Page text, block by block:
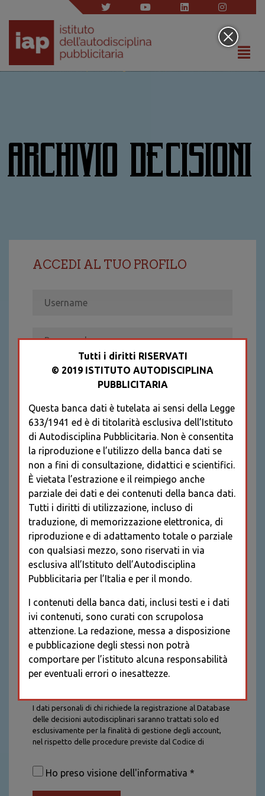
ARCHIVIO DECISIONI
ACCEDI AL TUO PROFILO
Recupera password
REGISTRATI
* I CAMPI CONTRASSEGNATI SONO
OBBLIGATORI
I dati personali di chi richiede la registrazione al Database
delle decisioni autodisciplinari saranno trattati solo ed
esclusivamente per la finalità di gestione degli account,
nel rispetto delle procedure previste dal Codice di
saranno trattati con tutte le cautele richieste dalla legge e
saranno conservati per la durata stabilita caso per caso
Ho preso visione dell'informativa *
Tutti i diritti RISERVATI
© 2019 ISTITUTO AUTODISCIPLINA
PUBBLICITARIA
Questa banca dati è tutelata ai sensi della Legge
633/1941 ed è di titolarità esclusiva dell’Istituto
di Autodisciplina Pubblicitaria. Non è consentita
la riproduzione e l’utilizzo della banca dati se
non a fini di consultazione, didattici e scientifici.
È vietata l’estrazione e il reimpiego anche
parziale dei dati e dei contenuti della banca dati.
Tutti i diritti di utilizzazione, incluso di
traduzione, di memorizzazione elettronica, di
riproduzione e di adattamento totale o parziale
con qualsiasi mezzo, sono riservati in via
esclusiva all’Istituto dell’Autodisciplina
Pubblicitaria per l’Italia e per il mondo.
I contenuti della banca dati, inclusi testi e i dati
ivi contenuti, sono curati con scrupolosa
attenzione. La redazione, messa a disposizione
e pubblicazione degli stessi non potrà
comportare per l’istituto alcuna responsabilità
per eventuali errori o inesattezze.